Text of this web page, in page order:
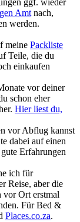
ggf. wieder
Amt nach,
werden.
meine Packliste
Teile, die du
einkaufen
vor deiner
schon eher
Hier liest du,
vor Abflug kannst
dabei auf einen
Erfahrungen
ich für
Reise, aber die
vor Ort erstmal
Für Bed &
Places.co.za.